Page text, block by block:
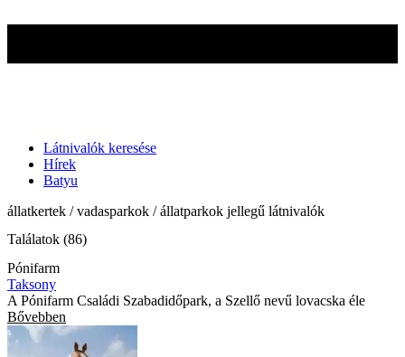
Látnivalók keresése
Hírek
Batyu
állatkertek / vadasparkok / állatparkok jellegű látnivalók
Találatok (86)
Pónifarm
Taksony
A Pónifarm Családi Szabadidőpark, a Szellő nevű lovacska éle
Bővebben